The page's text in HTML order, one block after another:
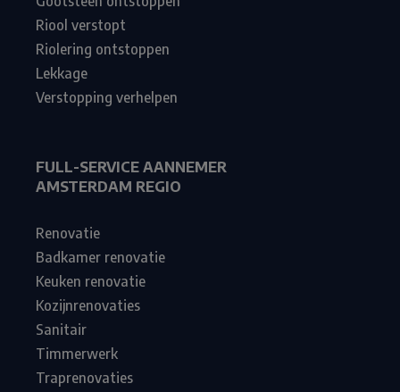
Riool verstopt
Riolering ontstoppen
Lekkage
Verstopping verhelpen
FULL-SERVICE AANNEMER
AMSTERDAM REGIO
Renovatie
Badkamer renovatie
Keuken renovatie
Kozijnrenovaties
Sanitair
Timmerwerk
Traprenovaties